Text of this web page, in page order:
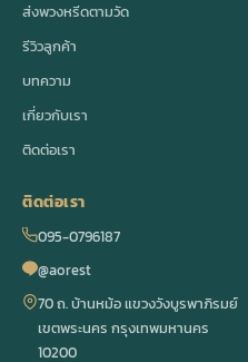
ส่งพวงหรีดตามวัด
รีวิวลูกค้า
บทความ
เกี่ยวกับเรา
ติดต่อเรา
ติดต่อเรา
095-0796187
@aorest
70 ถ. บ้านหม้อ แขวงวังบูรพาภิรมย์
เขตพระนคร กรุงเทพมหานคร
10200